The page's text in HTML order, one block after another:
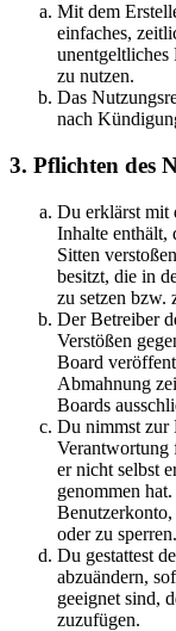
Mit dem
einfaches,
unentgeltliches
zu nutzen.
Das
nach
3. Pflichten des
Du erklärst mit
Inhalte enthält,
Sitten
besitzt, die in
zu setzen bzw.
Der Betreiber
Verstößen
Board
Abmahnung
Boards
Du nimmst zur
Verantwortung
er nicht selbst
genommen
oder zu sperren.
Du gestattest
abzuändern,
geeignet sind,
zuzufügen.